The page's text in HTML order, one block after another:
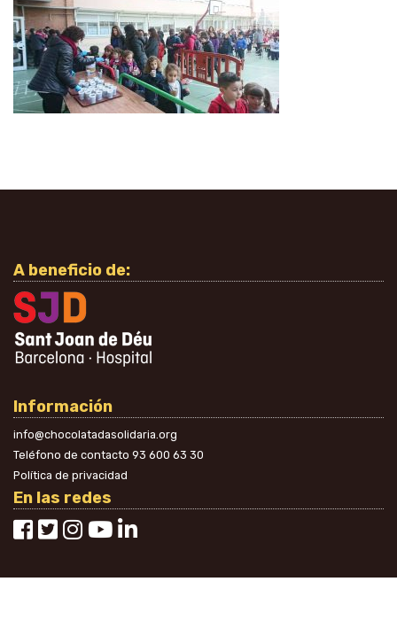
A beneficio de:
Información
info@chocolatadasolidaria.org
Teléfono de contacto 93 600 63 30
Política de privacidad
En las redes